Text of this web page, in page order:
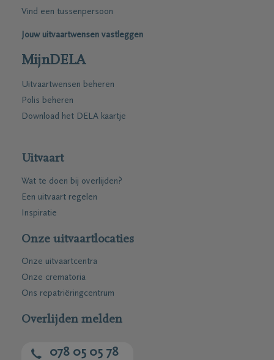
Vind een tussenpersoon
Jouw uitvaartwensen vastleggen
MijnDELA
Uitvaartwensen beheren
Polis beheren
Download het DELA kaartje
Uitvaart
Wat te doen bij overlijden?
Een uitvaart regelen
Inspiratie
Onze uitvaartlocaties
Onze uitvaartcentra
Onze crematoria
Ons repatriëringcentrum
Overlijden melden
078 05 05 78